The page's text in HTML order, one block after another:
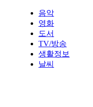
음악
영화
도서
TV/방송
생활정보
날씨